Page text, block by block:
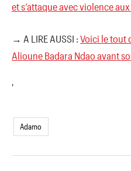
et s’attaque avec violence
→ A LIRE AUSSI : Voici le tout
Alioune Badara Ndao avant
'
Adamo